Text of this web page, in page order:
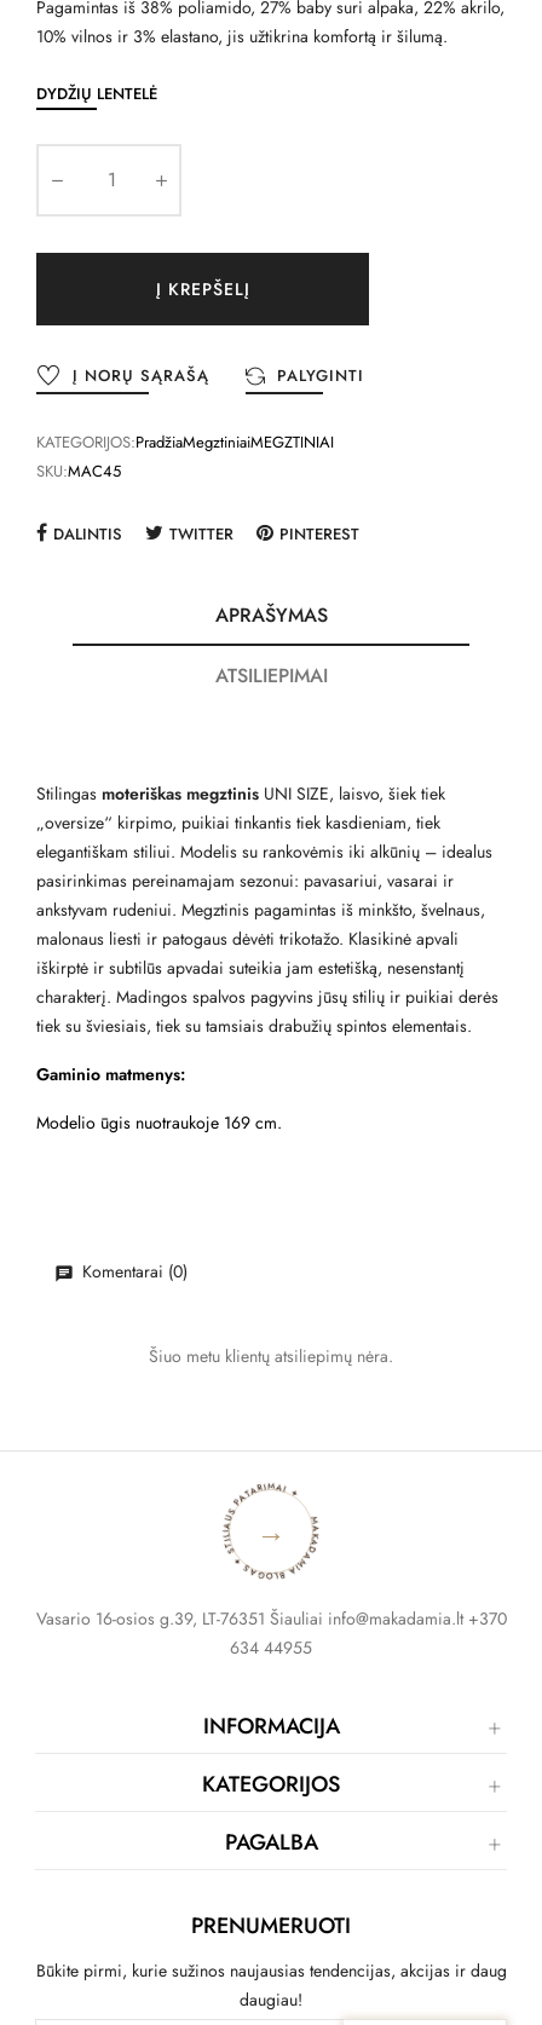
Pagamintas iš 38% poliamido, 27% baby suri alpaka, 22% akrilo,
10% vilnos ir 3% elastano, jis užtikrina komfortą ir šilumą.
DYDŽIŲ LENTELĖ
Į KREPŠELĮ
Į NORŲ SĄRAŠĄ PALYGINTI
KATEGORIJOS:PradžiaMegztiniaiMEGZTINIAI
SKU:MAC45
DALINTIS TWITTER PINTEREST
APRAŠYMAS
ATSILIEPIMAI
Stilingas moteriškas megztinis UNI SIZE, laisvo, šiek tiek
„oversize“ kirpimo, puikiai tinkantis tiek kasdieniam, tiek
elegantiškam stiliui. Modelis su rankovėmis iki alkūnių – idealus
pasirinkimas pereinamajam sezonui: pavasariui, vasarai ir
ankstyvam rudeniui. Megztinis pagamintas iš minkšto, švelnaus,
malonaus liesti ir patogaus dėvėti trikotažo. Klasikinė apvali
iškirptė ir subtilūs apvadai suteikia jam estetišką, nesenstantį
charakterį. Madingos spalvos pagyvins jūsų stilių ir puikiai derės
tiek su šviesiais, tiek su tamsiais drabužių spintos elementais.
Gaminio matmenys:
Modelio ūgis nuotraukoje 169 cm.
Komentarai (0)
Šiuo metu klientų atsiliepimų nėra.
MAKADAMIA BLOGAS ✦ STILIAUS PATARIMAI ✦
→
Vasario 16-osios g.39, LT-76351 Šiauliai info@makadamia.lt +370
634 44955
INFORMACIJA
KATEGORIJOS
PAGALBA
PRENUMERUOTI
Būkite pirmi, kurie sužinos naujausias tendencijas, akcijas ir daug
daugiau!